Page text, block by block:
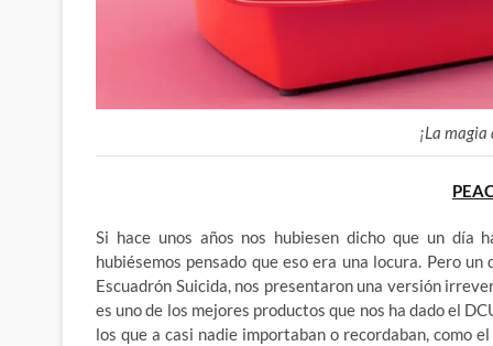
¡La
Si hace unos años nos hubiesen dicho que un día
hubiésemos pensado que eso era una locura. Pero
Escuadrón Suicida, nos presentaron una versión
es uno de los mejores productos que nos ha dado el
los que a casi nadie importaban o recordaban, como